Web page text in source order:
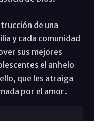
de una
y cada comunidad
sus mejores
el anhelo
que les atraiga
por el amor.